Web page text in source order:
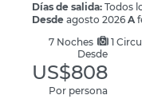
Días de salida: Todos
Desde agosto 2026 A
7 Noches 1
Desde
US$808
Por persona